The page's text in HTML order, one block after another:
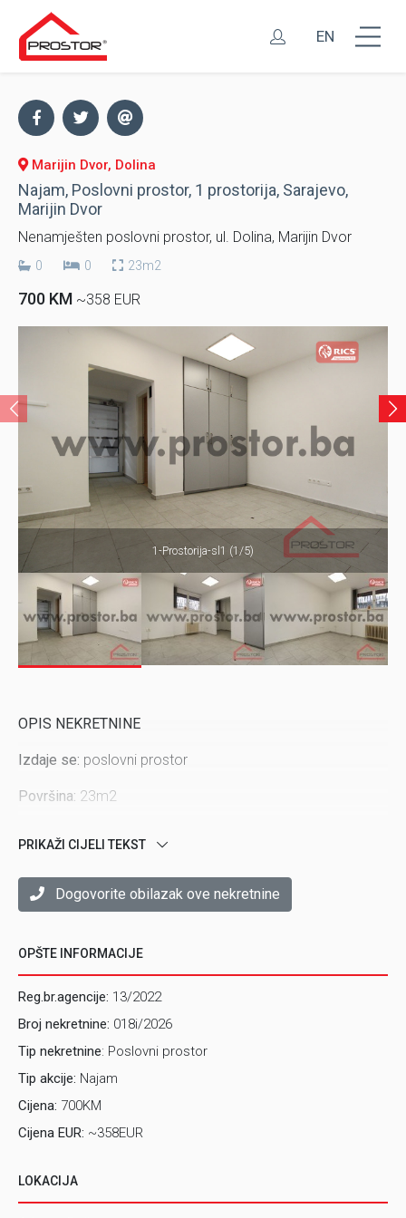
EN
Marijin Dvor, Dolina
Najam, Poslovni prostor, 1 prostorija, Sarajevo,
Marijin Dvor
Nenamješten poslovni prostor, ul. Dolina, Marijin Dvor
0 0 23m2
700 KM ~358 EUR
1-Prostorija-sl1 (1/5)
OPIS NEKRETNINE
Izdaje se: poslovni prostor
Površina: 23m2
Ulica: Dolina
Namješten:Ne
Grijanje:Centralno Toplane
Parking:Ne
PRIKAŽI CIJELI TEKST
Dogovorite obilazak ove nekretnine
OPŠTE INFORMACIJE
Reg.br.agencije: 13/2022
Broj nekretnine: 018i/2026
Tip nekretnine: Poslovni prostor
Tip akcije: Najam
Cijena: 700KM
Cijena EUR: ~358EUR
LOKACIJA